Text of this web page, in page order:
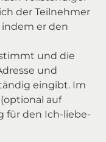
der Teilnehmer
indem er den
und die
und
eingibt. Im
auf
für den Ich-liebe-